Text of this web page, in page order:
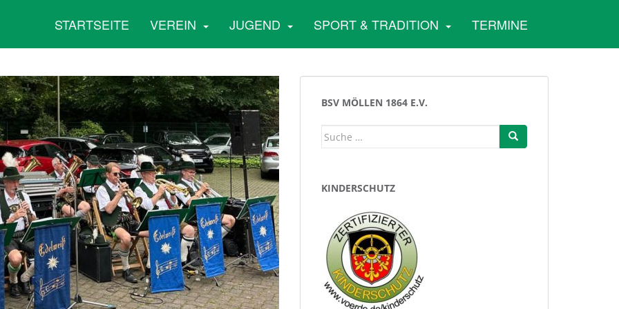
STARTSEITE VEREIN JUGEND SPORT & TRADITION TERMINE
BSV MÖLLEN 1864 E.V.
Suche
KINDERSCHUTZ